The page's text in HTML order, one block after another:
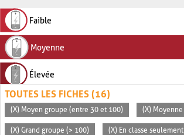
Faible
Moyenne
Élevée
TOUTES LES FICHES (16)
(X) Moyen groupe (entre 30 et 100) (X) Moyenne
(X) Grand groupe (> 100) (X) En classe seulement